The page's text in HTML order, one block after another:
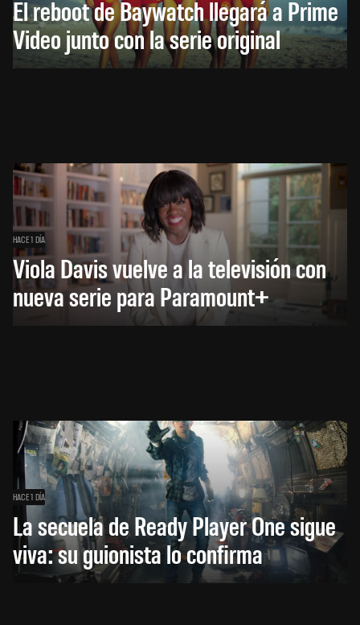
El reboot de Baywatch llegará a Prime
Video junto con la serie original
HACE 1 DÍA
Viola Davis vuelve a la televisión con
nueva serie para Paramount+
HACE 1 DÍA
La secuela de Ready Player One sigue
viva: su guionista lo confirma